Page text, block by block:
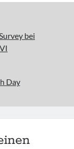
bei
Day